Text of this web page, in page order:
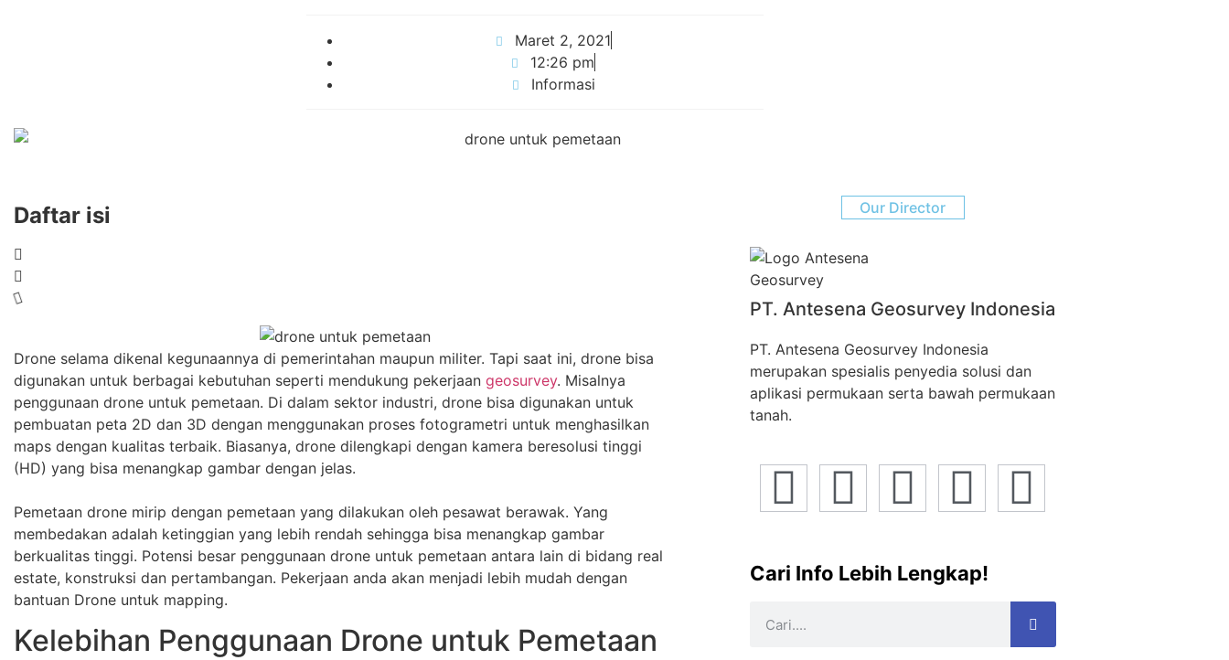
Maret 2, 2021
12:26 pm
Informasi
Daftar isi
Drone selama dikenal kegunaannya di pemerintahan maupun militer. Tapi saat ini, drone bisa
digunakan untuk berbagai kebutuhan seperti mendukung pekerjaan geosurvey. Misalnya
penggunaan drone untuk pemetaan. Di dalam sektor industri, drone bisa digunakan untuk
pembuatan peta 2D dan 3D dengan menggunakan proses fotogrametri untuk menghasilkan
maps dengan kualitas terbaik. Biasanya, drone dilengkapi dengan kamera beresolusi tinggi
(HD) yang bisa menangkap gambar dengan jelas.
Pemetaan drone mirip dengan pemetaan yang dilakukan oleh pesawat berawak. Yang
membedakan adalah ketinggian yang lebih rendah sehingga bisa menangkap gambar
berkualitas tinggi. Potensi besar penggunaan drone untuk pemetaan antara lain di bidang real
estate, konstruksi dan pertambangan. Pekerjaan anda akan menjadi lebih mudah dengan
bantuan Drone untuk mapping.
Kelebihan Penggunaan Drone untuk Pemetaan
Our Director
PT. Antesena Geosurvey Indonesia
PT. Antesena Geosurvey Indonesia
merupakan spesialis penyedia solusi dan
aplikasi permukaan serta bawah permukaan
tanah.
Cari Info Lebih Lengkap!